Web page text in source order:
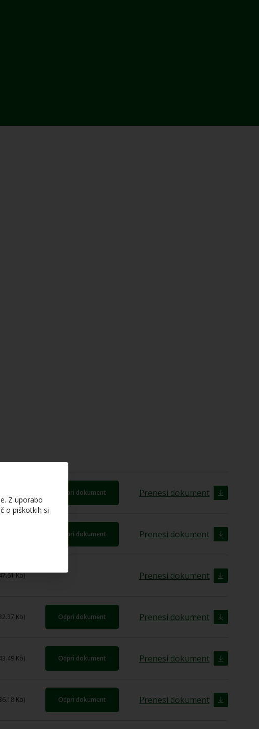
Odpri dokument Prenesi dokument
Kb) Odpri dokument Prenesi dokument
Kb) Prenesi dokument
Kb) Odpri dokument Prenesi dokument
Kb) Odpri dokument Prenesi dokument
Kb) Odpri dokument Prenesi dokument
Z uporabo
o piškotkih si